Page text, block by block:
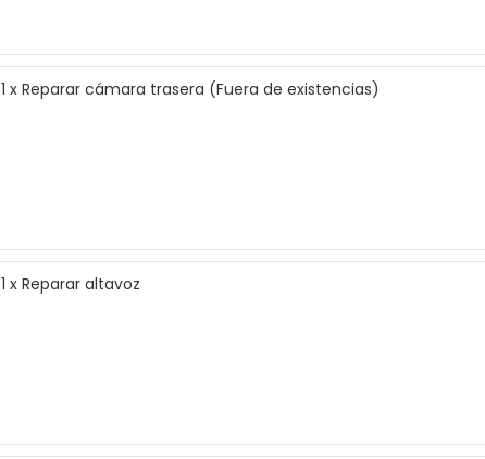
1 x Reparar cámara trasera (Fuera de existencias)
1 x Reparar altavoz